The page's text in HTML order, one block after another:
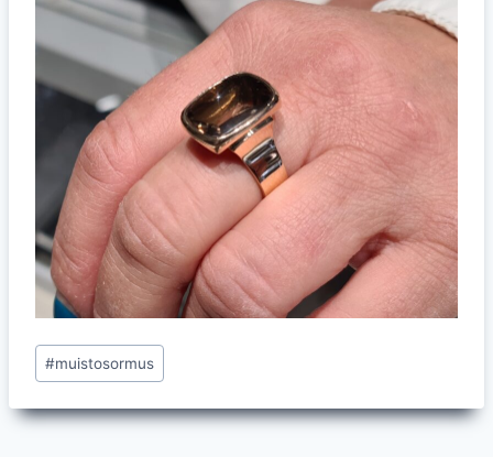
Avainsanat:
#muistosormus